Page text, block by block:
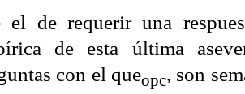
el de requerir una
de esta última
con el queopc, son